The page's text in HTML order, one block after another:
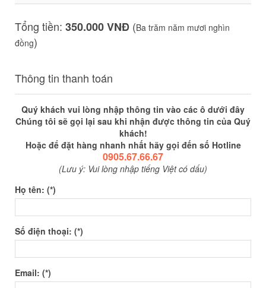
Tổng tiền: 350.000 VNĐ (Ba trăm năm mươi nghìn
đồng)
Thông tin thanh toán
Quý khách vui lòng nhập thông tin vào các ô dưới đây
Chúng tôi sẽ gọi lại sau khi nhận được thông tin của Quý
khách!
Hoặc để đặt hàng nhanh nhất hãy gọi đến số Hotline
0905.67.66.67
(Lưu ý: Vui lòng nhập tiếng Việt có dấu)
Họ tên: (*)
Số điện thoại: (*)
Email: (*)